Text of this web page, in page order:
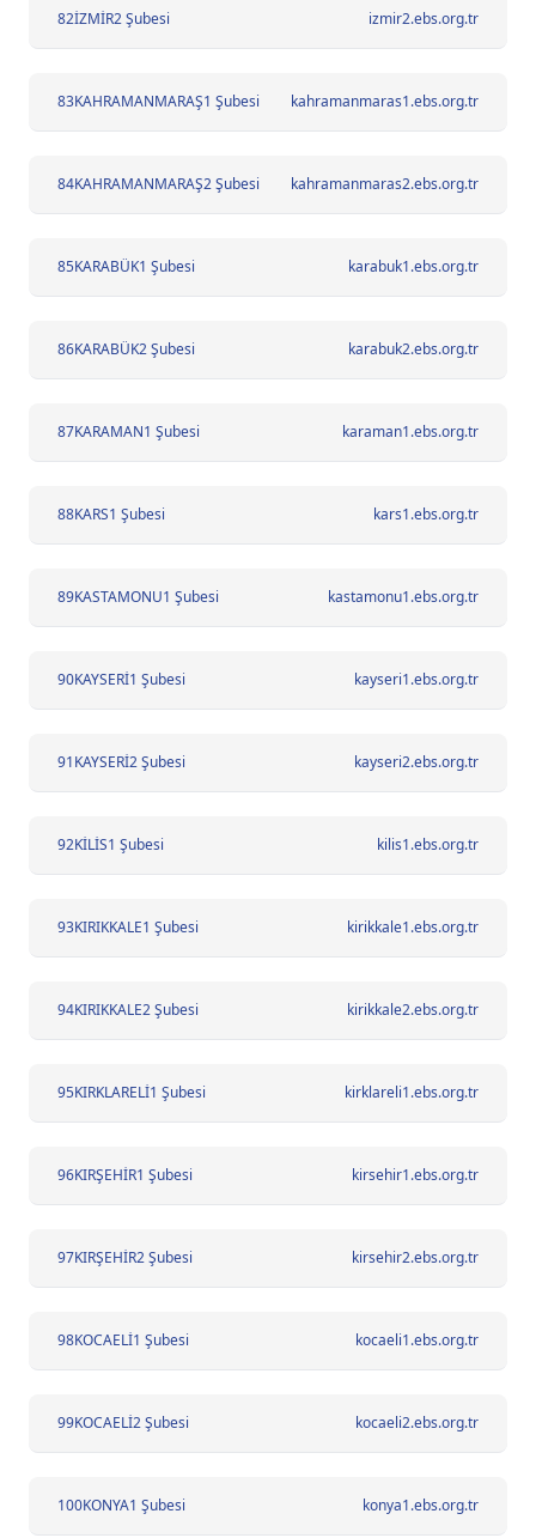
82İZMİR2 Şubesi izmir2.ebs.org.tr
83KAHRAMANMARAŞ1 Şubesi kahramanmaras1.ebs.org.tr
84KAHRAMANMARAŞ2 Şubesi kahramanmaras2.ebs.org.tr
85KARABÜK1 Şubesi karabuk1.ebs.org.tr
86KARABÜK2 Şubesi karabuk2.ebs.org.tr
87KARAMAN1 Şubesi karaman1.ebs.org.tr
88KARS1 Şubesi kars1.ebs.org.tr
89KASTAMONU1 Şubesi kastamonu1.ebs.org.tr
90KAYSERİ1 Şubesi kayseri1.ebs.org.tr
91KAYSERİ2 Şubesi kayseri2.ebs.org.tr
92KİLİS1 Şubesi kilis1.ebs.org.tr
93KIRIKKALE1 Şubesi kirikkale1.ebs.org.tr
94KIRIKKALE2 Şubesi kirikkale2.ebs.org.tr
95KIRKLARELİ1 Şubesi kirklareli1.ebs.org.tr
96KIRŞEHİR1 Şubesi kirsehir1.ebs.org.tr
97KIRŞEHİR2 Şubesi kirsehir2.ebs.org.tr
98KOCAELİ1 Şubesi kocaeli1.ebs.org.tr
99KOCAELİ2 Şubesi kocaeli2.ebs.org.tr
100KONYA1 Şubesi konya1.ebs.org.tr